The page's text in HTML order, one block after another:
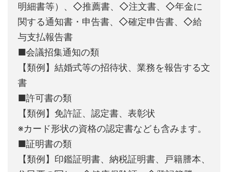
明細書等）、◇推薦書、◇注文書、◇年金に
関する通知書・申告書、◇確定申告書、◇給
与支払報告書
■会議招集通知の類
【類例】結婚式等の招待状、業務を報告する文
書
■許可書の類
【類例】免許証、認定書、表彰状
※カード形状の資格の認定書なども含みます。
■証明書の類
【類例】印鑑証明書、納税証明書、戸籍謄本、